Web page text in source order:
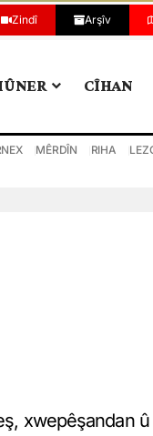
Zindî Arşîv
CÎHAN
MÊRDÎN RIHA
xwepêşandan û